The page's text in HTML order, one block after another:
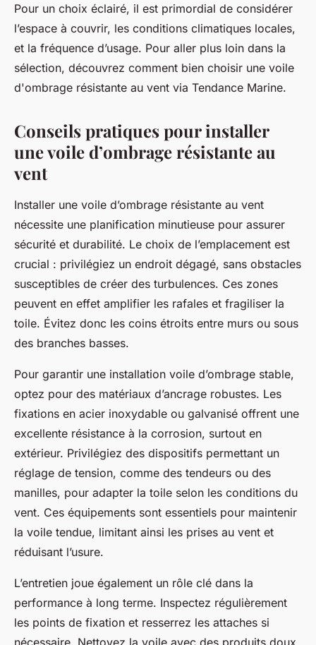
Pour un choix éclairé, il est primordial de considérer
l’espace à couvrir, les conditions climatiques locales,
et la fréquence d’usage. Pour aller plus loin dans la
sélection, découvrez comment bien choisir une voile
d'ombrage résistante au vent via Tendance Marine.
Conseils pratiques pour installer
une voile d’ombrage résistante au
vent
Installer une voile d’ombrage résistante au vent
nécessite une planification minutieuse pour assurer
sécurité et durabilité. Le choix de l’emplacement est
crucial : privilégiez un endroit dégagé, sans obstacles
susceptibles de créer des turbulences. Ces zones
peuvent en effet amplifier les rafales et fragiliser la
toile. Évitez donc les coins étroits entre murs ou sous
des branches basses.
Pour garantir une installation voile d’ombrage stable,
optez pour des matériaux d’ancrage robustes. Les
fixations en acier inoxydable ou galvanisé offrent une
excellente résistance à la corrosion, surtout en
extérieur. Privilégiez des dispositifs permettant un
réglage de tension, comme des tendeurs ou des
manilles, pour adapter la toile selon les conditions du
vent. Ces équipements sont essentiels pour maintenir
la voile tendue, limitant ainsi les prises au vent et
réduisant l’usure.
L’entretien joue également un rôle clé dans la
performance à long terme. Inspectez régulièrement
les points de fixation et resserrez les attaches si
nécessaire. Nettoyez la voile avec des produits doux